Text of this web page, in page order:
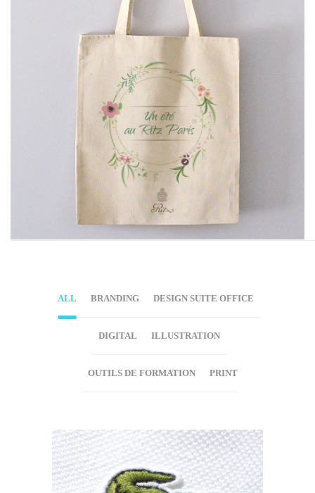
ALL BRANDING DESIGN SUITE OFFICE
DIGITAL ILLUSTRATION
OUTILS DE FORMATION PRINT